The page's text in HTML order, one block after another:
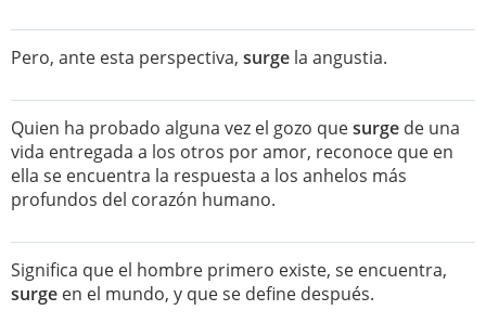
Pero, ante esta perspectiva, surge la angustia.
Quien ha probado alguna vez el gozo quesurge de una
vida entregada a los otros por amor, reconoce que en
ella se encuentra la respuesta a los anhelos más
profundos del corazón humano.
Significa que el hombre primero existe, se encuentra,
surge en el mundo, y que se define después.